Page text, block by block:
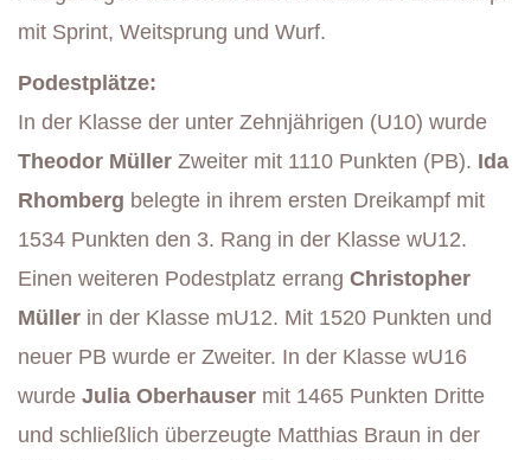
mit Sprint, Weitsprung und Wurf.
Podestplätze:
In der Klasse der unter Zehnjährigen (U10) wurde
Theodor Müller Zweiter mit 1110 Punkten (PB). Ida
Rhomberg belegte in ihrem ersten Dreikampf mit
1534 Punkten den 3. Rang in der Klasse wU12.
Einen weiteren Podestplatz errang Christopher
Müller in der Klasse mU12. Mit 1520 Punkten und
neuer PB wurde er Zweiter. In der Klasse wU16
wurde Julia Oberhauser mit 1465 Punkten Dritte
und schließlich überzeugte Matthias Braun in der